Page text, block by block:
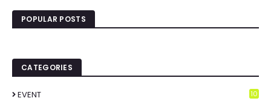
POPULAR POSTS
CATEGORIES
EVENT 10